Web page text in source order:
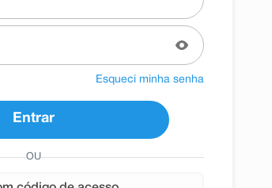
OU
Esqueci minha senha
Entrar